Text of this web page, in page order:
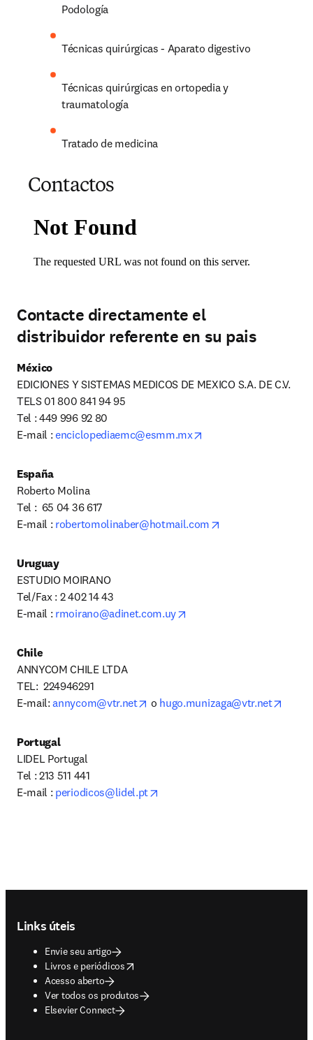
Podología
Técnicas quirúrgicas - Aparato digestivo
Técnicas quirúrgicas en ortopedia y
traumatología
Tratado de medicina
Contactos
Contacte directamente el
distribuidor referente en su pais
México
EDICIONES Y SISTEMAS MEDICOS DE MEXICO S.A. DE C.V.
TELS 01 800 841 94 95
Tel : 449 996 92 80
E-mail : enciclopediaemc@esmm.mx
España
Roberto Molina
Tel :  65 04 36 617
E-mail : robertomolinaber@hotmail.com
Uruguay
ESTUDIO MOIRANO
Tel/Fax : 2 402 14 43
E-mail : rmoirano@adinet.com.uy
Chile
ANNYCOM CHILE LTDA
TEL:  224946291
E-mail: annycom@vtr.net opens in new tab/window
o hugo.munizaga@vtr.net
Portugal
LIDEL Portugal
Tel : 213 511 441
E-mail : periodicos@lidel.pt
Links úteis
Envie seu artigo
Livros e periódicos
opens in new tab/window
Acesso aberto
Ver todos os produtos
Elsevier Connect